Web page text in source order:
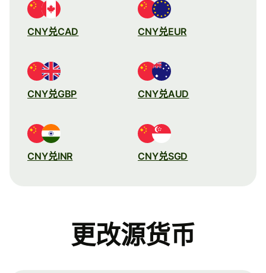
CNY兑CAD CNY兑EUR
CNY兑GBP CNY兑AUD
CNY兑INR CNY兑SGD
更改源货币